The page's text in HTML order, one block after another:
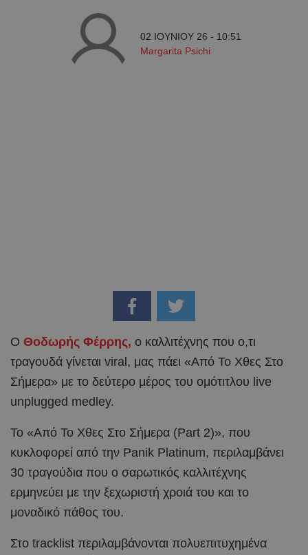
02 ΙΟΥΝΙΟΥ 26 - 10:51
Margarita Psichi
Ο Θοδωρής Φέρρης, ο καλλιτέχνης που ο,τι
τραγουδά γίνεται viral, μας πάει «Από Το Χθες Στο
Σήμερα» με το δεύτερο μέρος του ομότιτλου live
unplugged medley.
Το «Από Το Χθες Στο Σήμερα (Part 2)», που
κυκλοφορεί από την Panik Platinum, περιλαμβάνει
30 τραγούδια που ο σαρωτικός καλλιτέχνης
ερμηνεύει με την ξεχωριστή χροιά του και το
μοναδικό πάθος του.
Στο tracklist περιλαμβάνονται πολυεπιτυχημένα